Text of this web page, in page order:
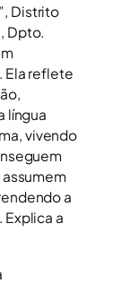
Distrito
Dpto.
Ela reflete
língua
vivendo
a
Explica a